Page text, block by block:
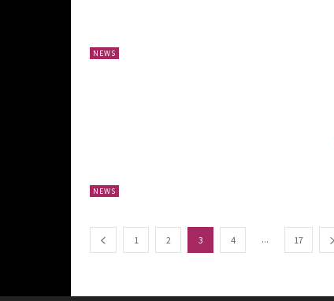
NEWS
NEWS
1 2 3 4 ... 17